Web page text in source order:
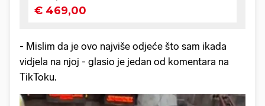
- Mislim da je ovo najviše odjeće što sam ikada
vidjela na njoj - glasio je jedan od komentara na
TikToku.